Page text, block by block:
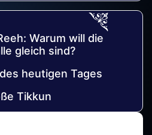
Warum will die
gleich sind?
heutigen Tages
Tikkun